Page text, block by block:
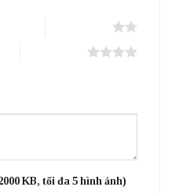
KB, tối đa 5 hình ảnh)